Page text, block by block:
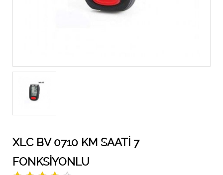
XLC BV 0710 KM SAATİ 7
FONKSİYONLU